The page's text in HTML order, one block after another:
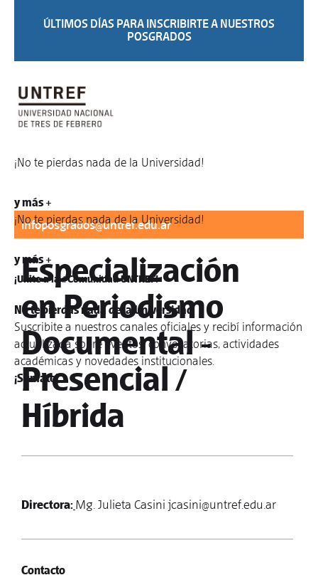
ÚLTIMOS DÍAS PARA INSCRIBIRTE A NUESTROS
POSGRADOS
¡No te pierdas nada de la Universidad!
y más +
¡No te pierdas nada de la Universidad!
y más +
¡Unite a la #Comunidad UNTREF!
No te pierdas nada de la Universidad
Suscribite a nuestros canales oficiales y recibí información
actualizada sobre eventos, convocatorias, actividades
académicas y novedades institucionales.
¡Sumate!
Para informes:
infoposgrados@untref.edu.ar
Especialización
en Periodismo
Documental -
Presencial /
Híbrida
Directora: Mg. Julieta Casini jcasini@untref.edu.ar
Contacto